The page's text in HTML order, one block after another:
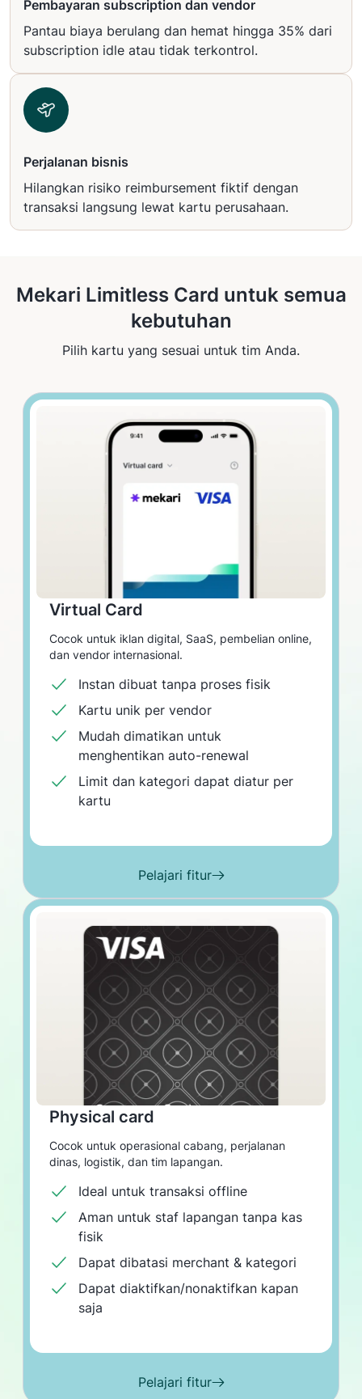
Pembayaran subscription dan vendor
Pantau biaya berulang dan hemat hingga 35% dari
subscription idle atau tidak terkontrol.
Perjalanan bisnis
Hilangkan risiko reimbursement fiktif dengan
transaksi langsung lewat kartu perusahaan.
Mekari Limitless Card untuk semua
kebutuhan
Pilih kartu yang sesuai untuk tim Anda.
Virtual Card
Cocok untuk iklan digital, SaaS, pembelian online,
dan vendor internasional.
Instan dibuat tanpa proses fisik
Kartu unik per vendor
Mudah dimatikan untuk
menghentikan auto-renewal
Limit dan kategori dapat diatur per
kartu
Pelajari fitur
Physical card
Cocok untuk operasional cabang, perjalanan
dinas, logistik, dan tim lapangan.
Ideal untuk transaksi offline
Aman untuk staf lapangan tanpa kas
fisik
Dapat dibatasi merchant & kategori
Dapat diaktifkan/nonaktifkan kapan
saja
Pelajari fitur